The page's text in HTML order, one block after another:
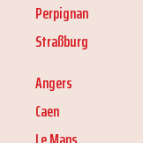
Perpignan
Straßburg
Angers
Caen